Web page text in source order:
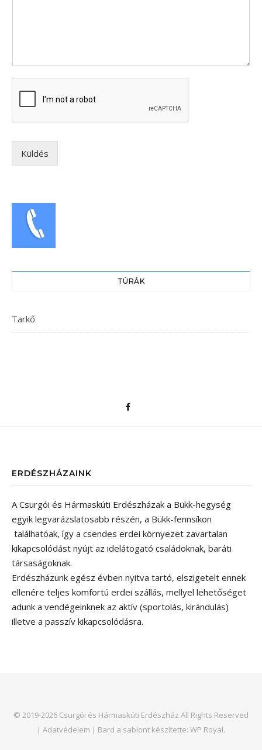
Küldés
TÚRÁK
Tarkő
ERDÉSZHÁZAINK
A Csurgói és Hármaskúti Erdészházak a Bükk-hegység
egyik legvarázslatosabb részén, a Bükk-fennsíkon
találhatóak, így a csendes erdei környezet zavartalan
kikapcsolódást nyújt az idelátogató családoknak, baráti
társaságoknak.
Erdészházunk egész évben nyitva tartó, elszigetelt ennek
ellenére teljes komfortú erdei szállás, mellyel lehetőséget
adunk a vendégeinknek az aktív (sportolás, kirándulás)
illetve a passzív kikapcsolódásra.
© 2019-2026 Csurgói és Hármaskúti Erdészház All Rights Reserved
| Adatvédelem | Bard a sablont készítette: WP Royal.